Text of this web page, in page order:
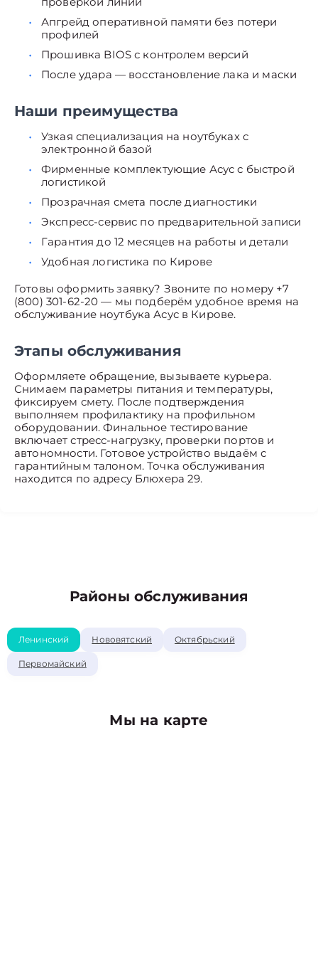
Апгрейд оперативной памяти без потери
профилей
Прошивка BIOS с контролем версий
После удара — восстановление лака и маски
Наши преимущества
Узкая специализация на ноутбуках с
электронной базой
Фирменные комплектующие Асус с быстрой
логистикой
Прозрачная смета после диагностики
Экспресс-сервис по предварительной записи
Гарантия до 12 месяцев на работы и детали
Удобная логистика по Кирове
Готовы оформить заявку? Звоните по номеру +7
(800) 301-62-20 — мы подберём удобное время на
обслуживание ноутбука Асус в Кирове.
Этапы обслуживания
Оформляете обращение, вызываете курьера.
Снимаем параметры питания и температуры,
фиксируем смету. После подтверждения
выполняем профилактику на профильном
оборудовании. Финальное тестирование
включает стресс-нагрузку, проверки портов и
автономности. Готовое устройство выдаём с
гарантийным талоном. Точка обслуживания
находится по адресу Блюхера 29.
Районы обслуживания
Ленинский Нововятский Октябрьский
Первомайский
Мы на карте